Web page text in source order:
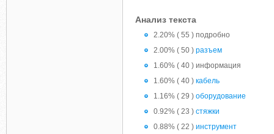
Анализ текста
2.20% ( 55 ) подробно
2.00% ( 50 ) разъем
1.60% ( 40 ) информация
1.60% ( 40 ) кабель
1.16% ( 29 ) оборудование
0.92% ( 23 ) стяжки
0.88% ( 22 ) инструмент